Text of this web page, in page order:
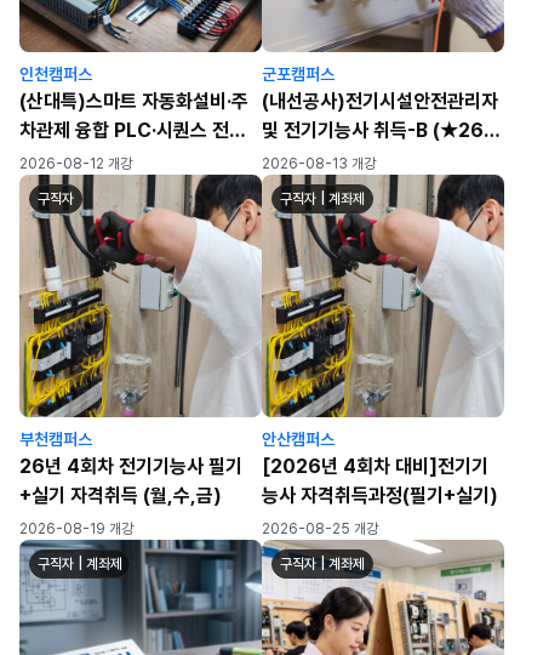
인천캠퍼스
(산대특)스마트 자동화설비·주
차관제 융합 PLC·시퀀스 전기
자동제어 실무자 양성과정(육
성/일반)
2026-08-12 개강
군포캠퍼스
(내선공사)전기시설안전관리자
및 전기기능사 취득-B (★26년
4회차 필기/실기 대비)
2026-08-13 개강
구직자
부천캠퍼스
26년 4회차 전기기능사 필기
+실기 자격취득 (월,수,금)
2026-08-19 개강
구직자 | 계좌제
안산캠퍼스
[2026년 4회차 대비]전기기
능사 자격취득과정(필기+실기)
2026-08-25 개강
구직자 | 계좌제 구직자 | 계좌제